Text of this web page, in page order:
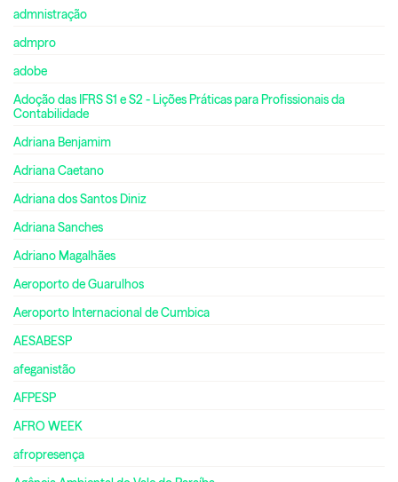
admnistração
admpro
adobe
Adoção das IFRS S1 e S2 - Lições Práticas para Profissionais da
Contabilidade
Adriana Benjamim
Adriana Caetano
Adriana dos Santos Diniz
Adriana Sanches
Adriano Magalhães
Aeroporto de Guarulhos
Aeroporto Internacional de Cumbica
AESABESP
afeganistão
AFPESP
AFRO WEEK
afropresença